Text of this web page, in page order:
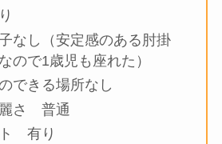
なし（安定感のある肘掛
ので1歳児も座れた）
できる場所なし
麗さ 普通
有り